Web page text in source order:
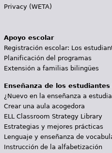
Privacy (WETA)
Apoyo escolar
Registración escolar: Los
Planificación del programas
Extensión a familias bilingües
Enseñanza de los estudiantes
¿Nuevo en la enseñanza a
Crear una aula acogedora
ELL Classroom Strategy Library
Estrategias y mejores prácticas
Lenguaje y enseñanza de
Instrucción de la alfabetización